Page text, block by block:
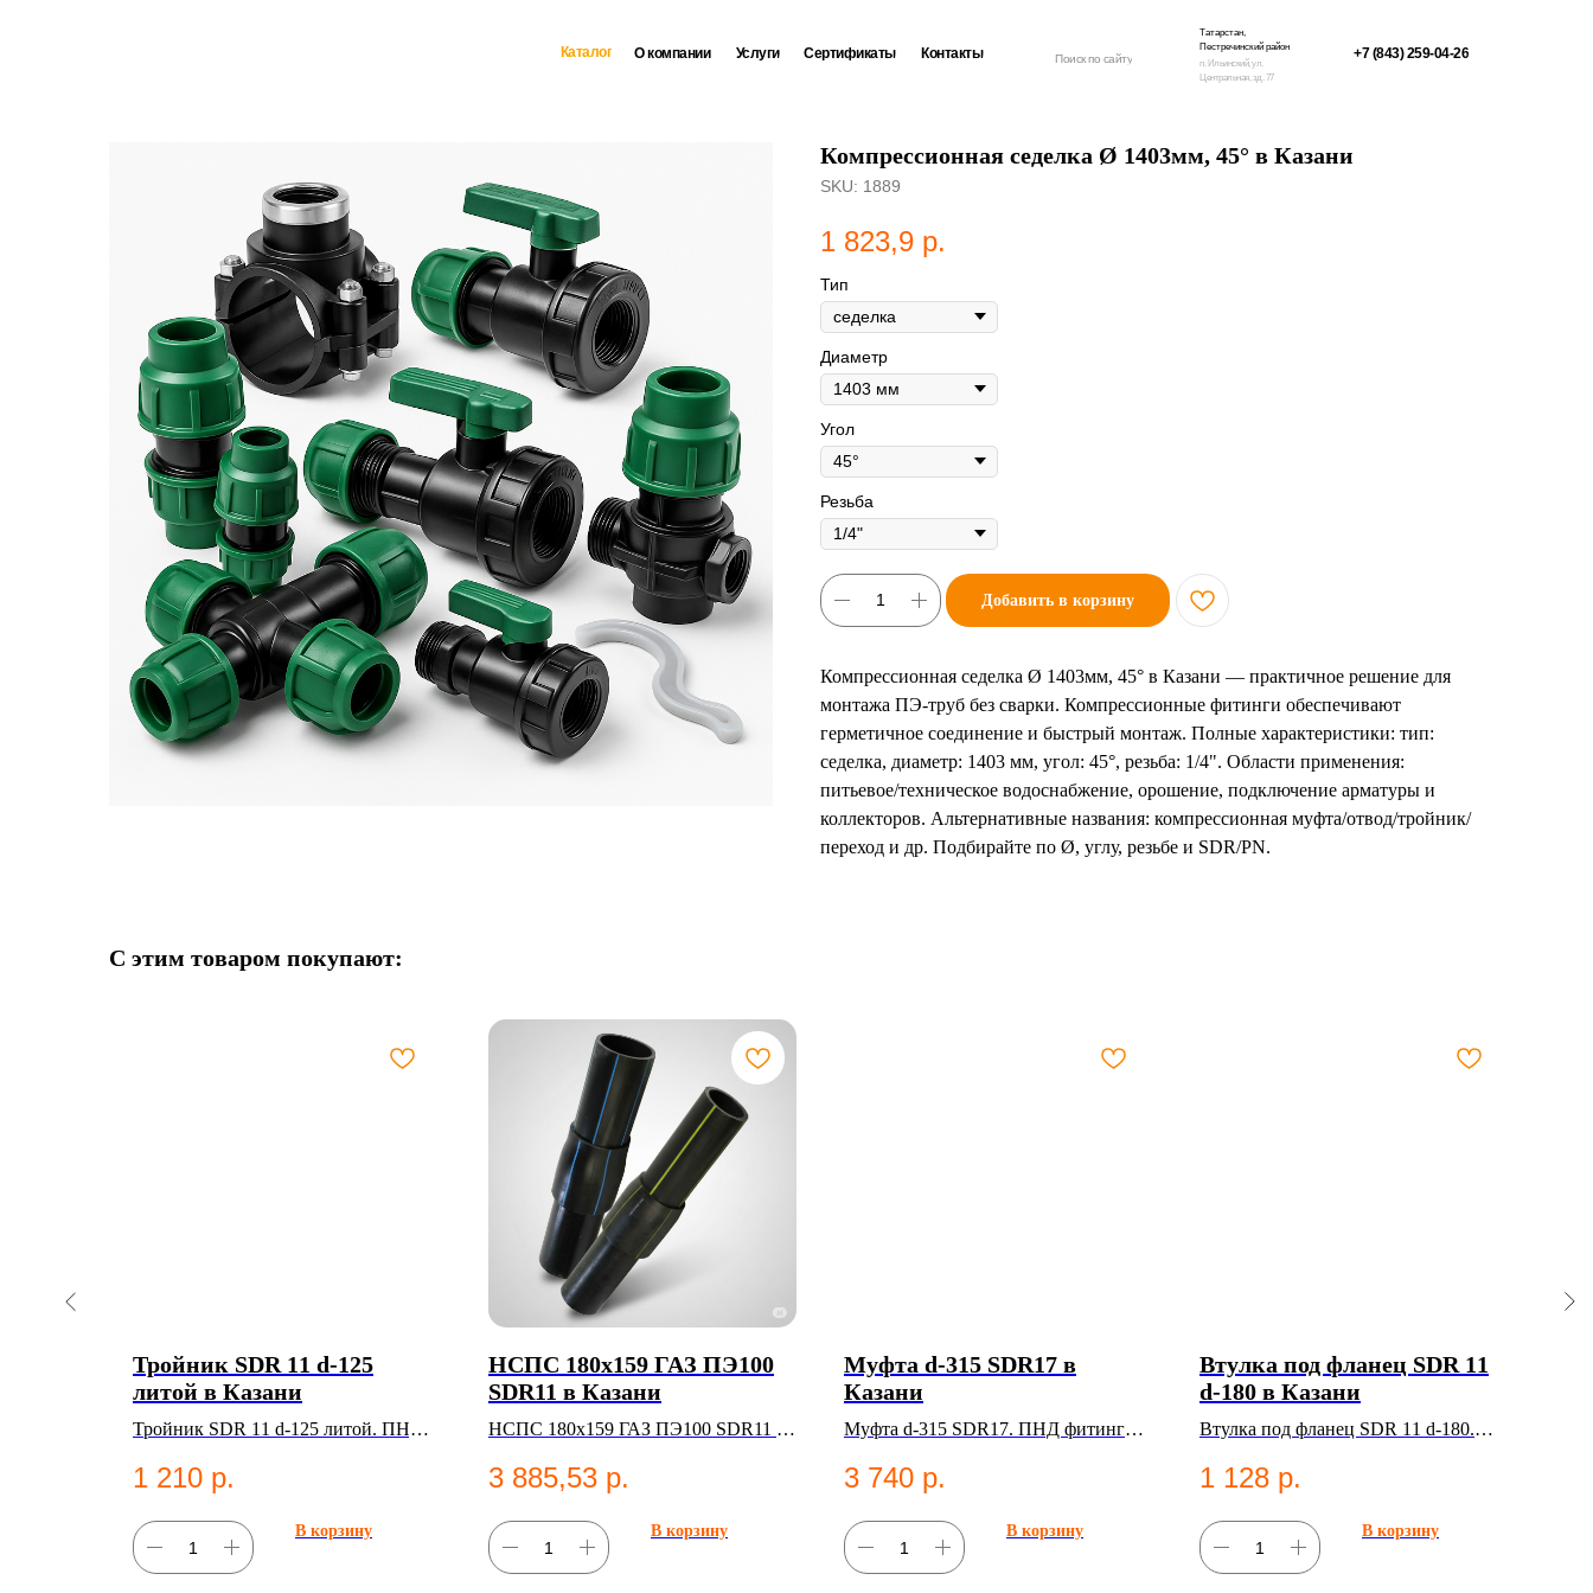
Поиск по сайту
Контакты
Сертификаты
Услуги +7 (843) 259-04-26
О компании
п. Ильинский, ул.
Центральная, зд. 77
Татарстан,
Пестречинский район
Каталог
Компрессионная седелка Ø 1403мм, 45° в Казани
SKU: 1889
1 823,9 р.
Тип
Диаметр
Угол
Резьба
Добавить в корзину
Компрессионная седелка Ø 1403мм, 45° в Казани — практичное решение для
монтажа ПЭ-труб без сварки. Компрессионные фитинги обеспечивают
герметичное соединение и быстрый монтаж. Полные характеристики: тип:
седелка, диаметр: 1403 мм, угол: 45°, резьба: 1/4". Области применения:
питьевое/техническое водоснабжение, орошение, подключение арматуры и
коллекторов. Альтернативные названия: компрессионная муфта/отвод/тройник/
переход и др. Подбирайте по Ø, углу, резьбе и SDR/PN.
С этим товаром покупают:
Тройник SDR 11 d-125
литой в Казани
Тройник SDR 11 d-125 литой. ПНД
1 210 р.
В корзину
НСПС 180х159 ГАЗ ПЭ100
SDR11 в Казани
НСПС 180х159 ГАЗ ПЭ100 SDR11 —
3 885,53 р.
В корзину
Муфта d-315 SDR17 в
Казани
Муфта d-315 SDR17. ПНД фитинг
3 740 р.
В корзину
Втулка под фланец SDR 11
d-180 в Казани
Втулка под фланец SDR 11 d-180.
водоснабжения.
1 128 р.
В корзину